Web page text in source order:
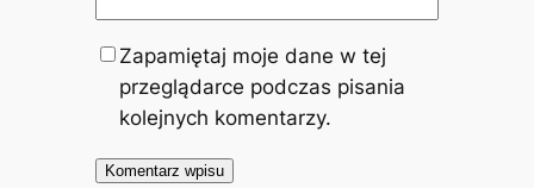
Zapamiętaj moje dane w tej
przeglądarce podczas pisania
kolejnych komentarzy.